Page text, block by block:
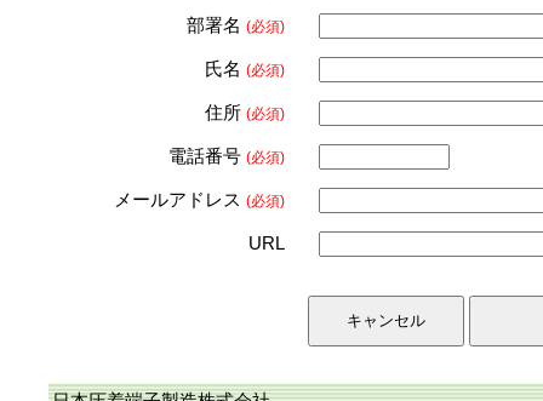
部署名 (必須)
氏名 (必須)
住所 (必須)
電話番号 (必須)
メールアドレス (必須)
URL